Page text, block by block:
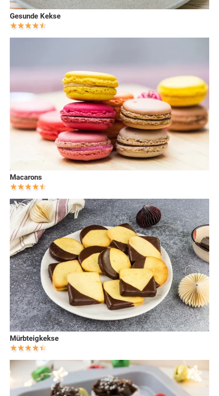
Gesunde Kekse
Macarons
Mürbteigkekse